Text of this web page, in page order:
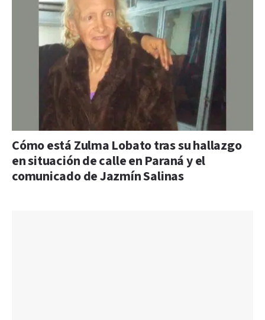
Cómo está Zulma Lobato tras su hallazgo
en situación de calle en Paraná y el
comunicado de Jazmín Salinas